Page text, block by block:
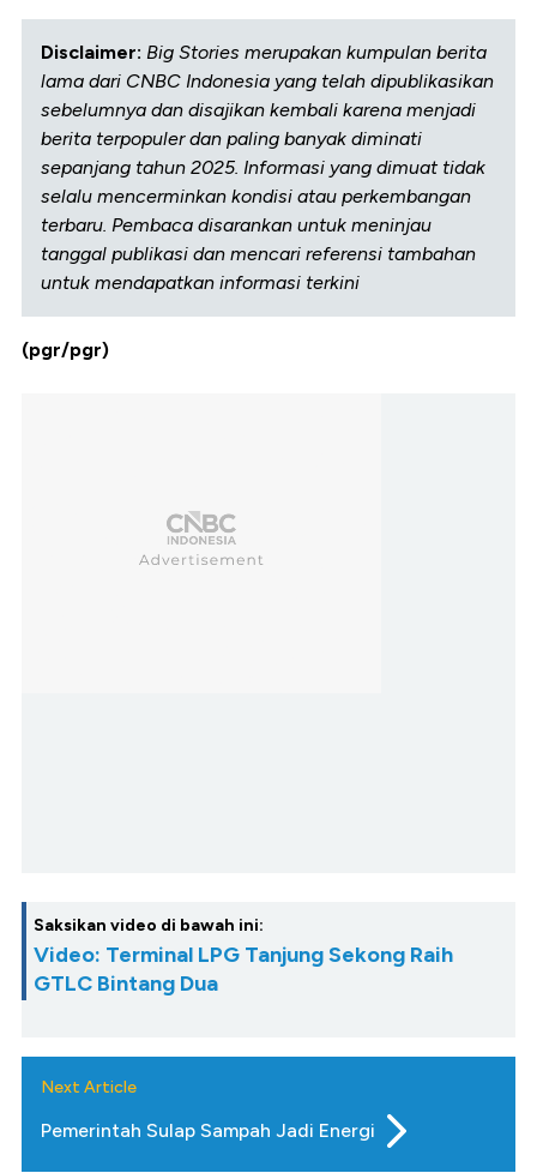
Disclaimer: Big Stories merupakan kumpulan berita
lama dari CNBC Indonesia yang telah dipublikasikan
sebelumnya dan disajikan kembali karena menjadi
berita terpopuler dan paling banyak diminati
sepanjang tahun 2025. Informasi yang dimuat tidak
selalu mencerminkan kondisi atau perkembangan
terbaru. Pembaca disarankan untuk meninjau
tanggal publikasi dan mencari referensi tambahan
untuk mendapatkan informasi terkini
(pgr/pgr)
Saksikan video di bawah ini:
Video: Terminal LPG Tanjung Sekong Raih
GTLC Bintang Dua
Next Article
Pemerintah Sulap Sampah Jadi Energi